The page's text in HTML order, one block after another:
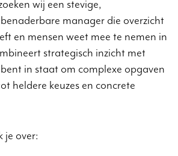
wij een stevige,
manager die overzicht
en mensen weet mee te nemen in
strategisch inzicht met
in staat om complexe opgaven
heldere keuzes en concrete
je over: